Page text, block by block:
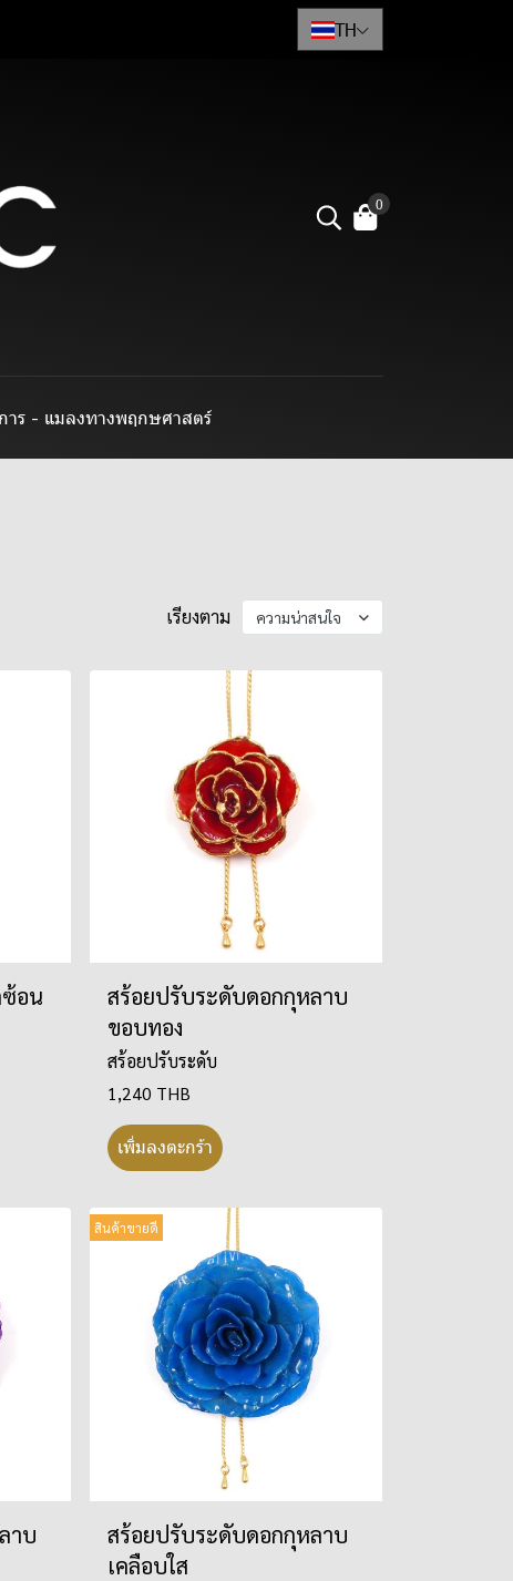
TH
0
าร - แมลงทางพฤกษศาสตร์
เรียงตาม ความน่าสนใจ
อน
สร้อยปรับระดับดอกกุหลาบ
ขอบทอง
สร้อยปรับระดับ
1,240 THB
เพิ่มลงตะกร้า
าบ
สินค้าขายดี
สร้อยปรับระดับดอกกุหลาบ
เคลือบใส